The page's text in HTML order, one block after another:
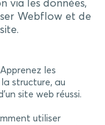
via les données,
Webflow et de
Apprenez les
structure, au
site web réussi.
utiliser